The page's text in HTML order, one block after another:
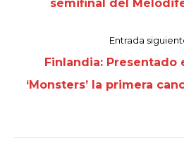
semifinal del
Entrada
Finlandia: Presentado
‘Monsters’ la primera